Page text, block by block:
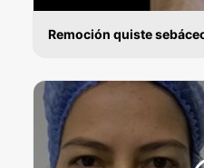
Remoción quiste